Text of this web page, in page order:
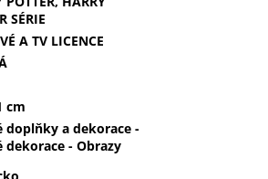
SÉRIE
A TV LICENCE
cm
doplňky a dekorace -
dekorace - Obrazy